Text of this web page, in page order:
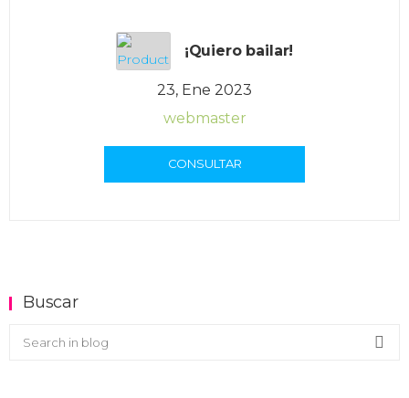
¡Quiero bailar!
23, Ene 2023
webmaster
CONSULTAR
Buscar
Buscar en el blog